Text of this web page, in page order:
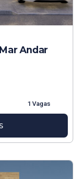
Andar
1 Vagas